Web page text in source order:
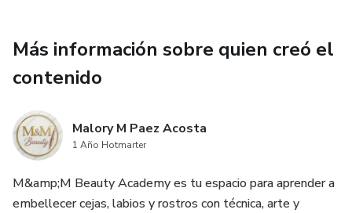
Más información sobre quien creó el
contenido
Malory M Paez Acosta
1 Año Hotmarter
M&amp;M Beauty Academy es tu espacio para aprender a
embellecer cejas, labios y rostros con técnica, arte y